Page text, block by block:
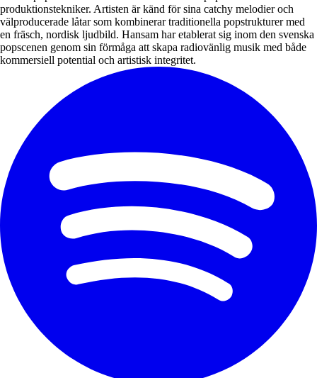
produktionstekniker. Artisten är känd för sina catchy melodier och
välproducerade låtar som kombinerar traditionella popstrukturer med
en fräsch, nordisk ljudbild. Hansam har etablerat sig inom den svenska
popscenen genom sin förmåga att skapa radiovänlig musik med både
kommersiell potential och artistisk integritet.